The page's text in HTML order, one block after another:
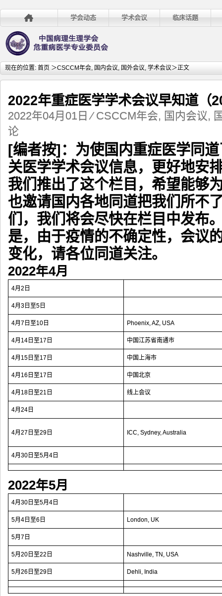
学会动态 学术会议 临床话题
现在的位置: 首页 ＞CSCCM年会, 国内会议, 国外会议, 学术会议＞正文
2022年重症医学学术会议早知道（
2022年04月01日 ⁄CSCCM年会, 国内会议,
论
[编者按]：为使国内重症医学同
关医学学术会议信息，更好地安
我们推出了这个栏目，希望能够
也邀请国内各地同道把我们所不
们，我们将会尽快在栏目中发布
是，由于疫情的不确定性，会议
变化，请各位同道关注。
2022年4月
4月2日
4月3日至5日
4月7日至10日 Phoenix, AZ, USA
4月14日至17日 中国江苏省南通市
4月15日至17日 中国上海市
4月16日至17日 中国北京
4月18日至21日 线上会议
4月24日
4月27日至29日 ICC, Sydney, Australia
4月30日至5月4日
2022年5月
4月30日至5月4日
5月4日至6日 London, UK
5月7日
5月20日至22日 Nashville, TN, USA
5月26日至29日 Dehli, India